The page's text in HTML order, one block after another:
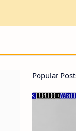
Popular